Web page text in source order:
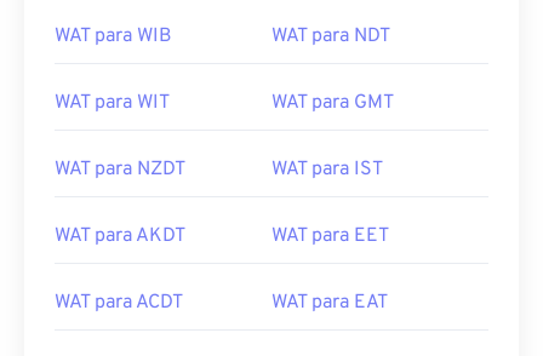
WAT para WIB WAT para NDT
WAT para WIT WAT para GMT
WAT para NZDT WAT para IST
WAT para AKDT WAT para EET
WAT para ACDT WAT para EAT